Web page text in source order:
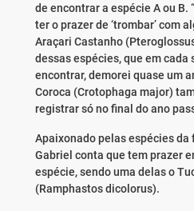
de encontrar a espécie A ou B.
ter o prazer de ‘trombar’ com
Araçari Castanho
dessas espécies, que em cada
encontrar, demorei quase um
Coroca (Crotophaga major)
registrar só no final do ano
Apaixonado pelas espécies
Gabriel conta que tem prazer
espécie, sendo uma delas o
(Ramphastos dicolorus).